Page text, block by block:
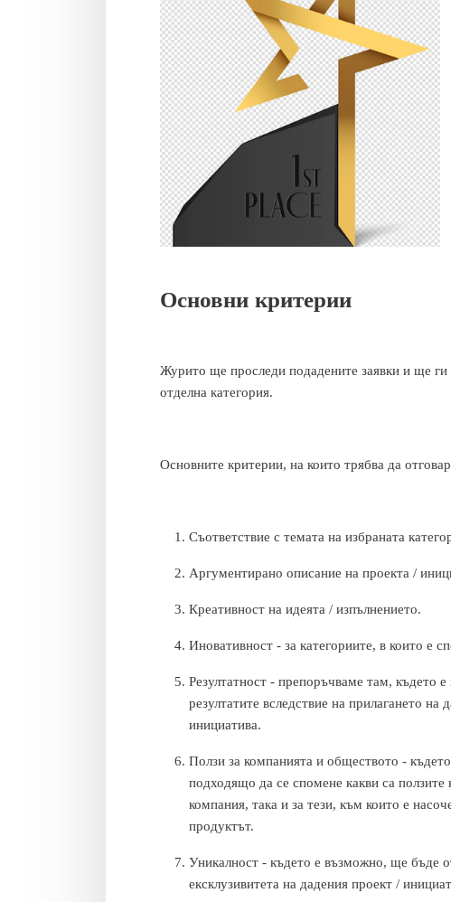
Основни критерии
Журито ще проследи подадените заявки и ще ги
отделна категория.
Основните критерии, на които трябва да
Съответствие с темата на избраната
Аргументирано описание на проекта /
Креативност на идеята / изпълнението.
Иновативност - за категориите, в които е
Резултатност - препоръчваме там, където
резултатите вследствие на прилагането на
инициатива.
Ползи за компанията и обществото -
подходящо да се спомене какви са ползите
компания, така и за тези, към които е
продуктът.
Уникалност - където е възможно, ще бъде
ексклузивитета на дадения проект /